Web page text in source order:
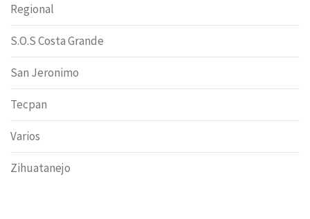
Regional
S.O.S Costa Grande
San Jeronimo
Tecpan
Varios
Zihuatanejo